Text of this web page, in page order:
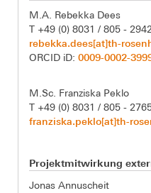
M.A. Rebekka Dees
T +49 (0) 8031 / 805 - 2942
rebekka.dees[at]th-
ORCID iD: 0009-0002-
M.Sc. Franziska Peklo
T +49 (0) 8031 / 805 -
franziska.peklo[at]th-
Projektmitwirkung
Jonas Annuscheit